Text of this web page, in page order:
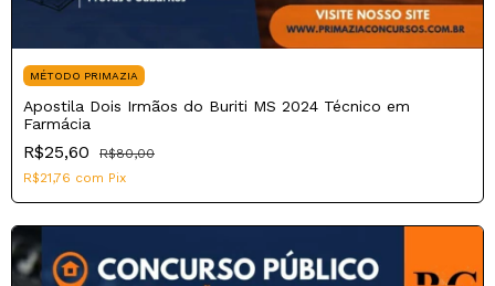
MÉTODO PRIMAZIA
Apostila Dois Irmãos do Buriti MS 2024 Técnico em
Farmácia
R$25,60
R$80,00
R$21,76 com Pix